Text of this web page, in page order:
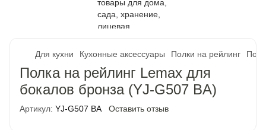
Для кухни Кухонные аксессуары Полки на рейлинг
Полка на рейлинг Lemax для
бокалов бронза (YJ-G507 BA)
Артикул: YJ-G507 BA Оставить отзыв